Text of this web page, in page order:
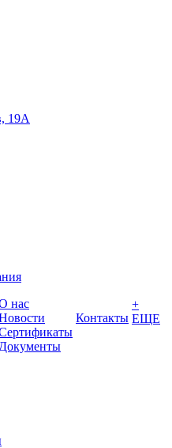
19А
нас
Документы
Контакты
+
ЕЩЕ